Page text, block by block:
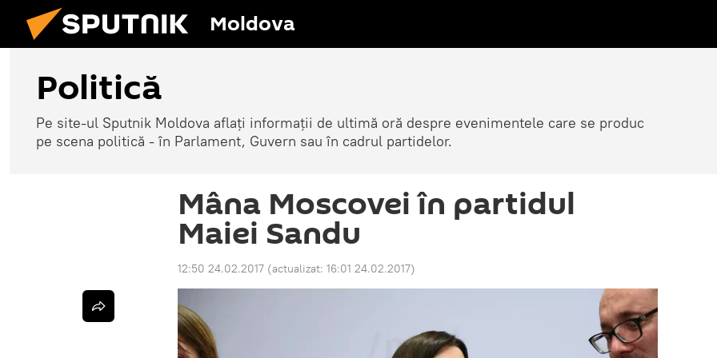
Moldova
Politică
Pe site-ul Sputnik Moldova aflați informații de ultimă oră despre evenimentele care se produc
pe scena politică - în Parlament, Guvern sau în cadrul partidelor.
Mâna Moscovei în partidul
Maiei Sandu
12:50 24.02.2017 (actualizat: 16:01 24.02.2017)